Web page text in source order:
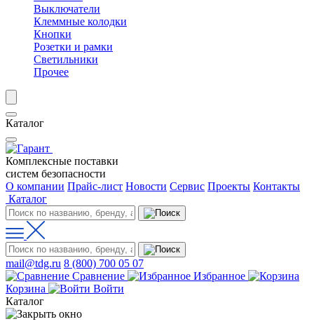
Выключатели
Клеммные колодки
Кнопки
Розетки и рамки
Светильники
Прочее
Каталог
Комплексные поставки
систем безопасности
О компании Прайс-лист Новости Сервис Проекты Контакты
Каталог
mail@tdg.ru 8 (800) 700 05 07
Сравнение
Избранное
Корзина
Войти
Каталог